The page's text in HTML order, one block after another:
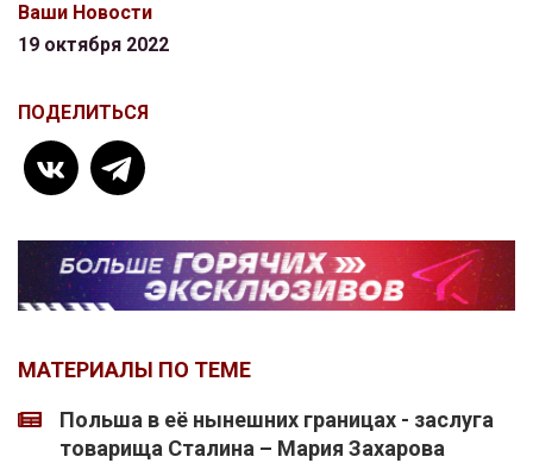
Ваши Новости
19 октября 2022
ПОДЕЛИТЬСЯ
МАТЕРИАЛЫ ПО ТЕМЕ
Польша в её нынешних границах - заслуга
товарища Сталина – Мария Захарова